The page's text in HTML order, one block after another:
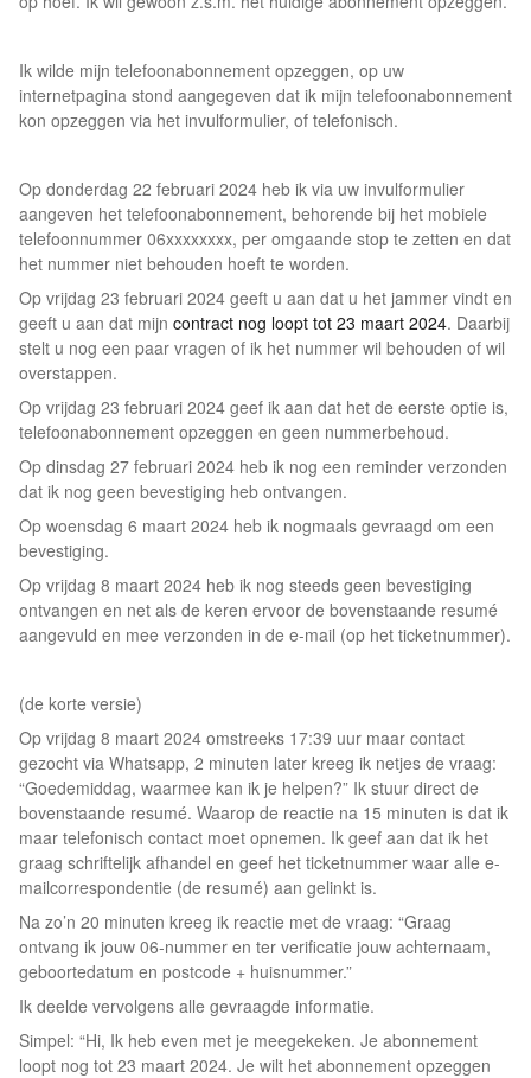
Ik wilde mijn telefoonabonnement opzeggen, op uw
internetpagina stond aangegeven dat ik mijn telefoonabonnement
kon opzeggen via het invulformulier, of telefonisch.
Op donderdag 22 februari 2024 heb ik via uw invulformulier
aangeven het telefoonabonnement, behorende bij het mobiele
telefoonnummer 06xxxxxxxx, per omgaande stop te zetten en dat
het nummer niet behouden hoeft te worden.
Op vrijdag 23 februari 2024 geeft u aan dat u het jammer vindt en
geeft u aan dat mijn contract nog loopt tot 23 maart 2024. Daarbij
stelt u nog een paar vragen of ik het nummer wil behouden of wil
overstappen.
Op vrijdag 23 februari 2024 geef ik aan dat het de eerste optie is,
telefoonabonnement opzeggen en geen nummerbehoud.
Op dinsdag 27 februari 2024 heb ik nog een reminder verzonden
dat ik nog geen bevestiging heb ontvangen.
Op woensdag 6 maart 2024 heb ik nogmaals gevraagd om een
bevestiging.
Op vrijdag 8 maart 2024 heb ik nog steeds geen bevestiging
ontvangen en net als de keren ervoor de bovenstaande resumé
aangevuld en mee verzonden in de e-mail (op het ticketnummer).
(de korte versie)
Op vrijdag 8 maart 2024 omstreeks 17:39 uur maar contact
gezocht via Whatsapp, 2 minuten later kreeg ik netjes de vraag:
“Goedemiddag, waarmee kan ik je helpen?” Ik stuur direct de
bovenstaande resumé. Waarop de reactie na 15 minuten is dat ik
maar telefonisch contact moet opnemen. Ik geef aan dat ik het
graag schriftelijk afhandel en geef het ticketnummer waar alle e-
mailcorrespondentie (de resumé) aan gelinkt is.
Na zo’n 20 minuten kreeg ik reactie met de vraag: “Graag
ontvang ik jouw 06-nummer en ter verificatie jouw achternaam,
geboortedatum en postcode + huisnummer.”
Ik deelde vervolgens alle gevraagde informatie.
Simpel: “Hi, Ik heb even met je meegekeken. Je abonnement
loopt nog tot 23 maart 2024. Je wilt het abonnement opzeggen